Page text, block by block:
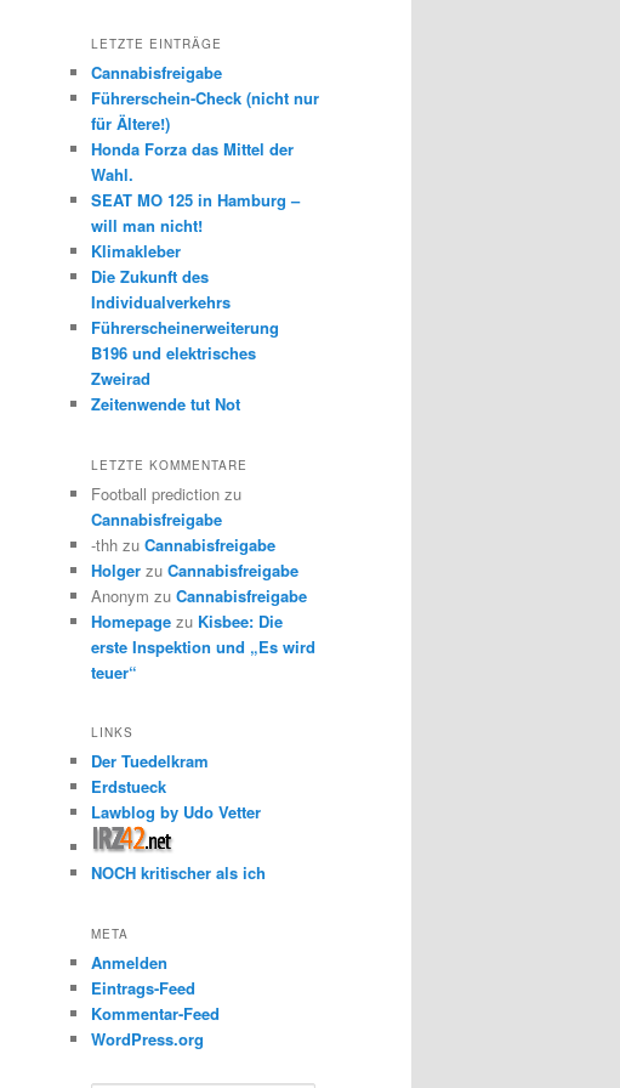
LETZTE EINTRÄGE
Cannabisfreigabe
Führerschein-Check (nicht nur
für Ältere!)
Honda Forza das Mittel der
Wahl.
SEAT MO 125 in Hamburg –
will man nicht!
Klimakleber
Die Zukunft des
Individualverkehrs
Führerscheinerweiterung
B196 und elektrisches
Zweirad
Zeitenwende tut Not
LETZTE KOMMENTARE
Football prediction zu
Cannabisfreigabe
-thh zu Cannabisfreigabe
Holger zu Cannabisfreigabe
Anonym zu Cannabisfreigabe
Homepage zu Kisbee: Die
erste Inspektion und „Es wird
teuer“
LINKS
Der Tuedelkram
Erdstueck
Lawblog by Udo Vetter
NOCH kritischer als ich
META
Anmelden
Eintrags-Feed
Kommentar-Feed
WordPress.org